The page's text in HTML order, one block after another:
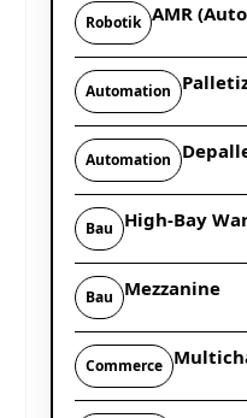
Robotik AMR
Automation
Automation
Bau High-Bay
Bau Mezzanine
Commerce